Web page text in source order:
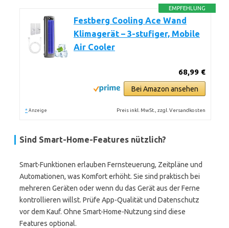
EMPFEHLUNG
Festberg Cooling Ace Wand
Klimagerät – 3-stufiger, Mobile
Air Cooler
68,99 €
Bei Amazon ansehen
* Anzeige Preis inkl. MwSt., zzgl. Versandkosten
Sind Smart-Home-Features nützlich?
Smart-Funktionen erlauben Fernsteuerung, Zeitpläne und
Automationen, was Komfort erhöht. Sie sind praktisch bei
mehreren Geräten oder wenn du das Gerät aus der Ferne
kontrollieren willst. Prüfe App-Qualität und Datenschutz
vor dem Kauf. Ohne Smart-Home-Nutzung sind diese
Features optional.